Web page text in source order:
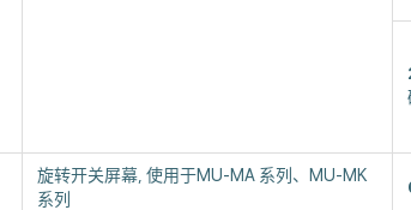
旋转开关屏幕, 使用于MU-MA 系列、MU-MK
系列